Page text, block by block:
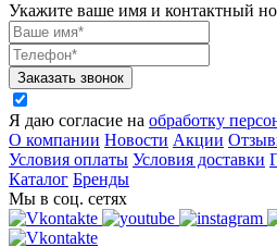
Укажите ваше имя и контактный
Заказать звонок
Я даю согласие на обработку
О компании Новости Акции
Условия оплаты Условия доставки
Каталог Бренды
Мы в соц. сетях